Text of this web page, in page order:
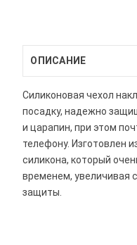
ОПИСАНИЕ
Силиконовая чехол
посадку, надежно
и царапин, при этом
телефону. Изготовлен
силикона, который
временем, увеличивая
защиты.